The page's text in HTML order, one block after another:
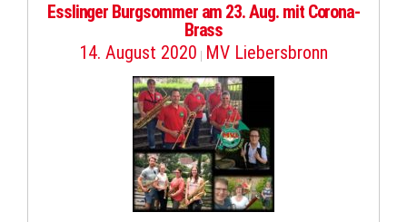
Esslinger Burgsommer am 23. Aug. mit Corona-
Brass
14. August 2020 | MV Liebersbronn